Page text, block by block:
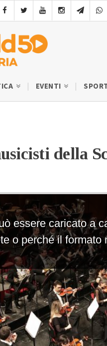
EVENTI
della